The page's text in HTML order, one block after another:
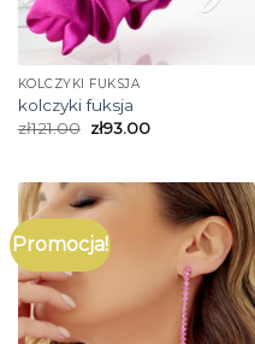
KOLCZYKI FUKSJA
kolczyki fuksja
zł121.00 zł93.00
Promocja!